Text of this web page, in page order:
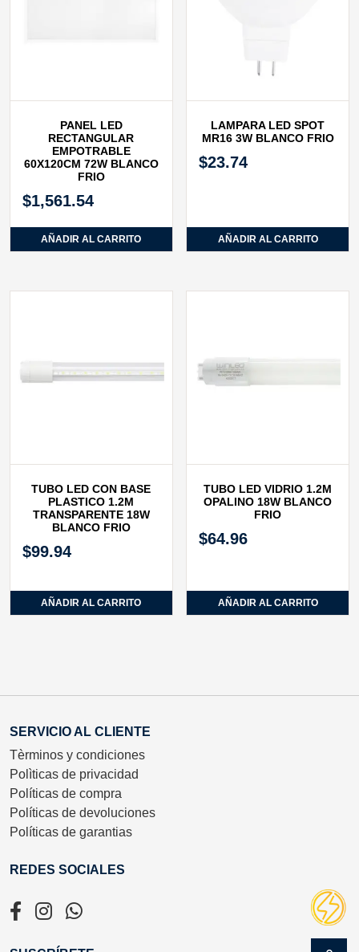
PANEL LED
RECTANGULAR
EMPOTRABLE
60X120CM 72W BLANCO
FRIO
$1,561.54
AÑADIR AL CARRITO
LAMPARA LED SPOT
MR16 3W BLANCO FRIO
$23.74
AÑADIR AL CARRITO
TUBO LED CON BASE
PLASTICO 1.2M
TRANSPARENTE 18W
BLANCO FRIO
$99.94
AÑADIR AL CARRITO
TUBO LED VIDRIO 1.2M
OPALINO 18W BLANCO
FRIO
$64.96
AÑADIR AL CARRITO
SERVICIO AL CLIENTE
Tèrminos y condiciones
Polìticas de privacidad
Políticas de compra
Políticas de devoluciones
Políticas de garantias
REDES SOCIALES